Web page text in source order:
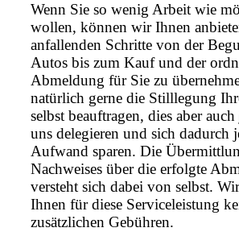
Wenn Sie so wenig Arbeit wie
wollen, können wir Ihnen
anfallenden Schritte von der
Autos bis zum Kauf und der
Abmeldung für Sie zu
natürlich gerne die Stilllegung
selbst beauftragen, dies aber
uns delegieren und sich dadurch
Aufwand sparen. Die
Nachweises über die erfolgte
versteht sich dabei von selbst.
Ihnen für diese Serviceleistung
zusätzlichen Gebühren.